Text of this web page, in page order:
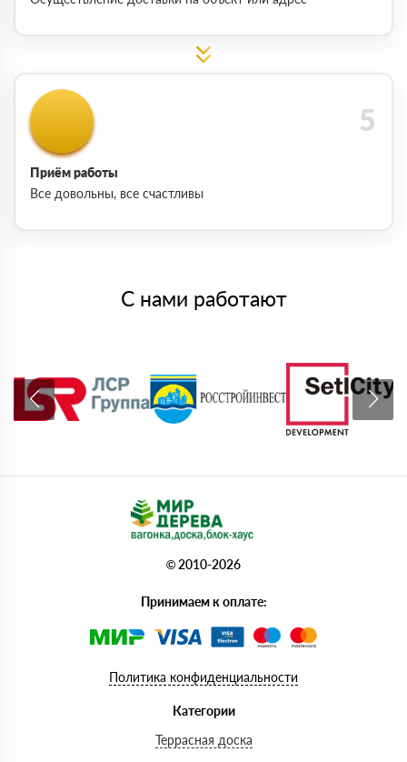
Приём работы
Все довольны, все счастливы
С нами работают
© 2010-2026
Принимаем к оплате:
Политика конфиденциальности
Категории
Террасная доска